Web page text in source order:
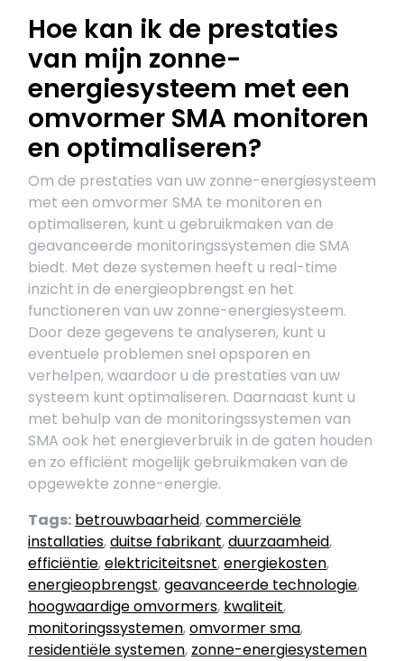
Hoe kan ik de prestaties
van mijn zonne-
energiesysteem met een
omvormer SMA monitoren
en optimaliseren?
Om de prestaties van uw zonne-energiesysteem
met een omvormer SMA te monitoren en
optimaliseren, kunt u gebruikmaken van de
geavanceerde monitoringssystemen die SMA
biedt. Met deze systemen heeft u real-time
inzicht in de energieopbrengst en het
functioneren van uw zonne-energiesysteem.
Door deze gegevens te analyseren, kunt u
eventuele problemen snel opsporen en
verhelpen, waardoor u de prestaties van uw
systeem kunt optimaliseren. Daarnaast kunt u
met behulp van de monitoringssystemen van
SMA ook het energieverbruik in de gaten houden
en zo efficiënt mogelijk gebruikmaken van de
opgewekte zonne-energie.
Tags: betrouwbaarheid,commerciële
installaties,duitse fabrikant,duurzaamheid,
efficiëntie,elektriciteitsnet,energiekosten,
energieopbrengst,geavanceerde technologie,
hoogwaardige omvormers, kwaliteit,
monitoringssystemen,omvormer sma,
residentiële systemen, zonne-energiesystemen